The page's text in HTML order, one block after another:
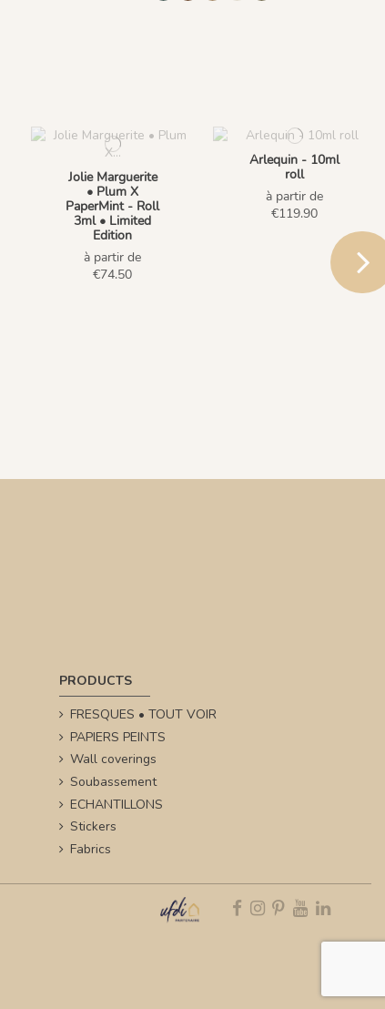
Jolie Marguerite
• Plum X
PaperMint - Roll
3ml • Limited
Edition
à partir de
€74.50
Arlequin - 10ml
roll
à partir de
€119.90
PRODUCTS
FRESQUES • TOUT VOIR
PAPIERS PEINTS
Wall coverings
Soubassement
ECHANTILLONS
Stickers
Fabrics